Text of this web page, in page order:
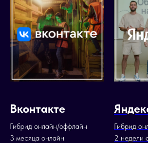
Вконтакте
Гибрид онлайн/оффлайн
3 месяца онлайн
Гибрид
2 недели